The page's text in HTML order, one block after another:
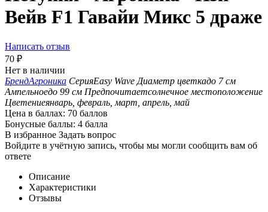
Вейв F1 Гавайи Микс 5 драже
Написать отзыв
70 ₽
Нет в наличии
БрендАгроника СерияEasy Wave Диаметр цветкадо 7 см
Ампельноедо 99 см Предпочитаетсолнечное местоположение
Цветениеянварь, февраль, март, апрель, май
Цена в баллах: 70 баллов
Бонусные баллы: 4 балла
В избранное Задать вопрос
Войдите в учётную запись, чтобы мы могли сообщить вам об
ответе
Описание
Характеристики
Отзывы